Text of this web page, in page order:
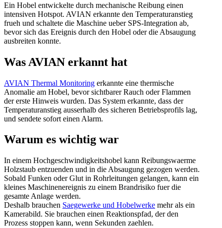
Ein Hobel entwickelte durch mechanische Reibung einen
intensiven Hotspot. AVIAN erkannte den Temperaturanstieg
frueh und schaltete die Maschine ueber SPS-Integration ab,
bevor sich das Ereignis durch den Hobel oder die Absaugung
ausbreiten konnte.
Was AVIAN erkannt hat
AVIAN Thermal Monitoring erkannte eine thermische
Anomalie am Hobel, bevor sichtbarer Rauch oder Flammen
der erste Hinweis wurden. Das System erkannte, dass der
Temperaturanstieg ausserhalb des sicheren Betriebsprofils lag,
und sendete sofort einen Alarm.
Warum es wichtig war
In einem Hochgeschwindigkeitshobel kann Reibungswaerme
Holzstaub entzuenden und in die Absaugung gezogen werden.
Sobald Funken oder Glut in Rohrleitungen gelangen, kann ein
kleines Maschinenereignis zu einem Brandrisiko fuer die
gesamte Anlage werden.
Deshalb brauchen Saegewerke und Hobelwerke mehr als ein
Kamerabild. Sie brauchen einen Reaktionspfad, der den
Prozess stoppen kann, wenn Sekunden zaehlen.